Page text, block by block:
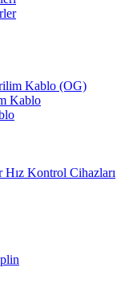
Kablo (OG)
Kablo
Hız Kontrol Cihazları